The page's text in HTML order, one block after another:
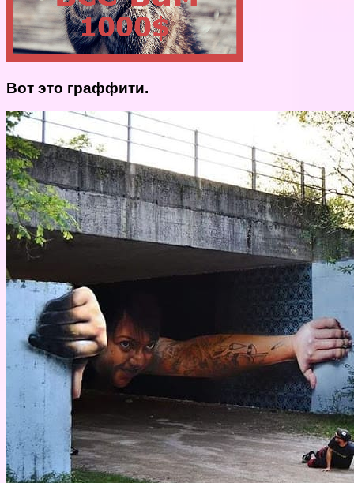
Вот это граффити.